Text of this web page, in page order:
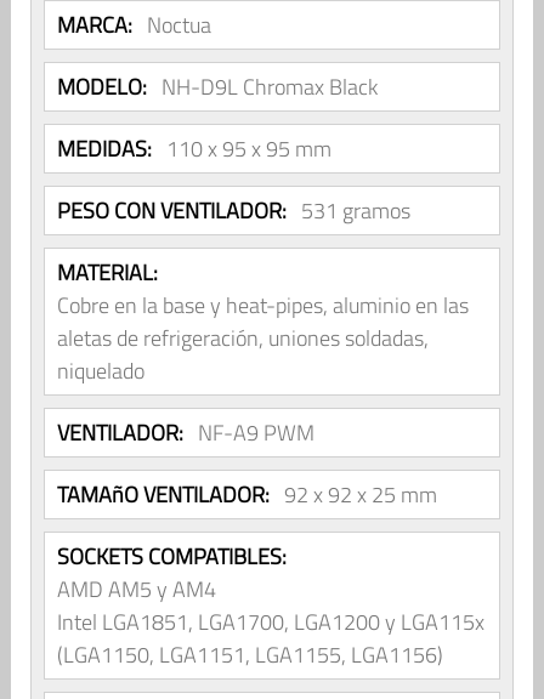
MARCA: Noctua
MODELO: NH-D9L Chromax Black
MEDIDAS: 110 x 95 x 95 mm
PESO CON VENTILADOR: 531 gramos
MATERIAL:
Cobre en la base y heat-pipes, aluminio en las
aletas de refrigeración, uniones soldadas,
niquelado
VENTILADOR: NF-A9 PWM
TAMAñO VENTILADOR: 92 x 92 x 25 mm
SOCKETS COMPATIBLES:
AMD AM5 y AM4
Intel LGA1851, LGA1700, LGA1200 y LGA115x
(LGA1150, LGA1151, LGA1155, LGA1156)